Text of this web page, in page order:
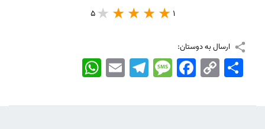
1
5
ارسال به دوستان:
WhatsApp EmailTelegramMessageFacebook Copy
Link
اشتراک